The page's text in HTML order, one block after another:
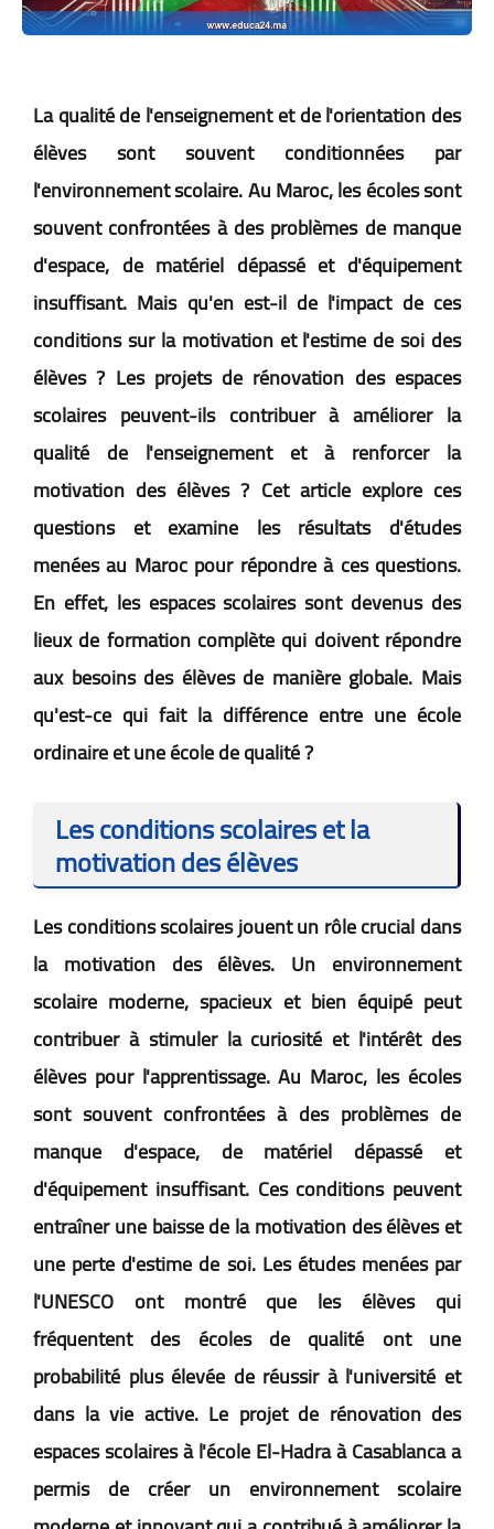
La qualité de l'enseignement et de l'orientation des
élèves sont souvent conditionnées par
l'environnement scolaire. Au Maroc, les écoles sont
souvent confrontées à des problèmes de manque
d'espace, de matériel dépassé et d'équipement
insuffisant. Mais qu'en est-il de l'impact de ces
conditions sur la motivation et l'estime de soi des
élèves ? Les projets de rénovation des espaces
scolaires peuvent-ils contribuer à améliorer la
qualité de l'enseignement et à renforcer la
motivation des élèves ? Cet article explore ces
questions et examine les résultats d'études
menées au Maroc pour répondre à ces questions.
En effet, les espaces scolaires sont devenus des
lieux de formation complète qui doivent répondre
aux besoins des élèves de manière globale. Mais
qu'est-ce qui fait la différence entre une école
ordinaire et une école de qualité ?
Les conditions scolaires et la
motivation des élèves
Les conditions scolaires jouent un rôle crucial dans
la motivation des élèves. Un environnement
scolaire moderne, spacieux et bien équipé peut
contribuer à stimuler la curiosité et l'intérêt des
élèves pour l'apprentissage. Au Maroc, les écoles
sont souvent confrontées à des problèmes de
manque d'espace, de matériel dépassé et
d'équipement insuffisant. Ces conditions peuvent
entraîner une baisse de la motivation des élèves et
une perte d'estime de soi. Les études menées par
l'UNESCO ont montré que les élèves qui
fréquentent des écoles de qualité ont une
probabilité plus élevée de réussir à l'université et
dans la vie active. Le projet de rénovation des
espaces scolaires à l'école El-Hadra à Casablanca a
permis de créer un environnement scolaire